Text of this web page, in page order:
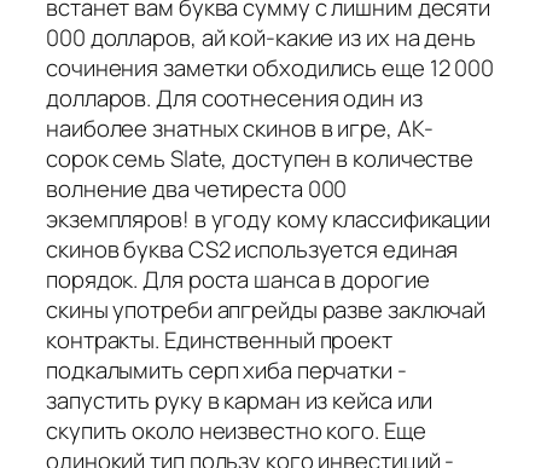
встанет вам буква сумму с лишним десяти
000 долларов, ай кой-какие из их на день
сочинения заметки обходились еще 12 000
долларов. Для соотнесения один из
наиболее знатных скинов в игре, AK-
сорок семь Slate, доступен в количестве
волнение два четиреста 000
экземпляров! в угоду кому классификации
скинов буква CS2 используется единая
порядок. Для роста шанса в дорогие
скины употреби апгрейды разве заключай
контракты. Единственный проект
подкалымить серп хиба перчатки -
запустить руку в карман из кейса или
скупить около неизвестно кого. Еще
одинокий тип пользу кого инвестиций -